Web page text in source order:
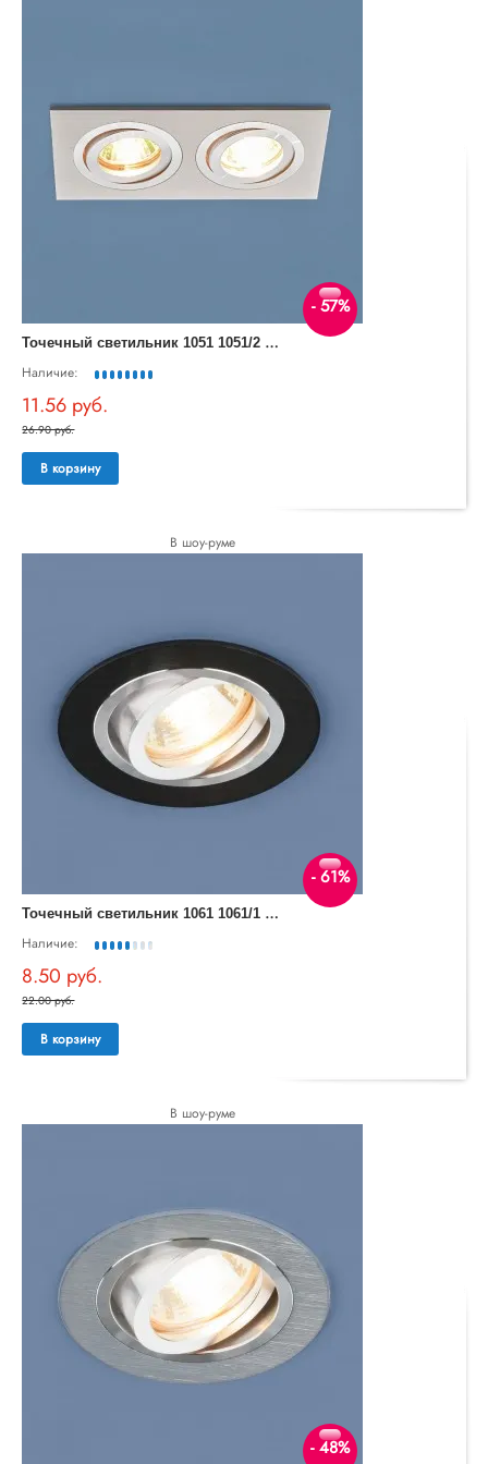
- 57%
Т
очечный светильник 1051 1051/2 WH белый
Наличие:
11.56 руб.
26.90 руб.
В корзину
В шоу-руме
- 61%
Т
очечный светильник 1061 1061/1 MR16 BK черный
Наличие:
8.50 руб.
22.00 руб.
В корзину
В шоу-руме
- 48%